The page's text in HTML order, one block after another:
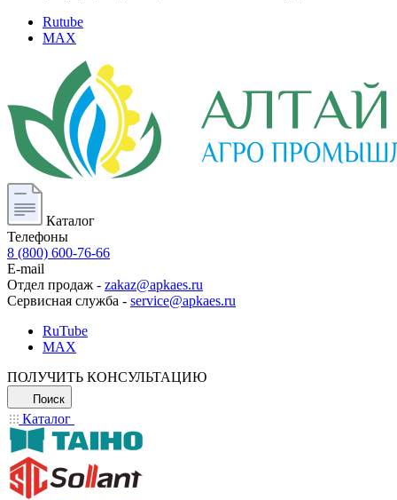
Rutube
MAX
Каталог
Телефоны
8 (800) 600-76-66
E-mail
Отдел продаж - zakaz@apkaes.ru
Сервисная служба - service@apkaes.ru
RuTube
MAX
ПОЛУЧИТЬ КОНСУЛЬТАЦИЮ
Поиск
Каталог